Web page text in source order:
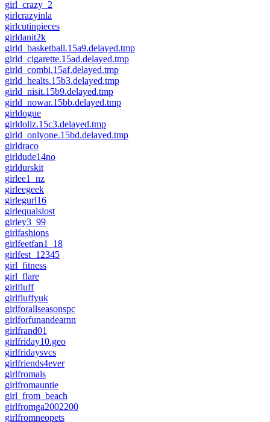
girl_crazy_2
girlcrazyinla
girlcutinpieces
girldanit2k
girld_basketball.15a9.delayed.tmp
girld_cigarette.15ad.delayed.tmp
girld_combi.15af.delayed.tmp
girld_healts.15b3.delayed.tmp
girld_nisit.15b9.delayed.tmp
girld_nowar.15bb.delayed.tmp
girldogue
girldollz.15c3.delayed.tmp
girld_onlyone.15bd.delayed.tmp
girldraco
girldude14no
girldurskit
girlee1_nz
girleegeek
girlegurl16
girlequalslost
girley3_99
girlfashions
girlfeetfan1_18
girlfest_12345
girl_fitness
girl_flare
girlfluff
girlfluffyuk
girlforallseasonspc
girlforfunandearnn
girlfrand01
girlfriday10.geo
girlfridaysvcs
girlfriends4ever
girlfromals
girlfromauntie
girl_from_beach
girlfromga2002200
girlfromneopets